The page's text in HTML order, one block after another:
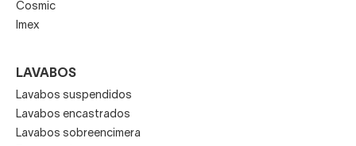
Cosmic
Imex
LAVABOS
Lavabos suspendidos
Lavabos encastrados
Lavabos sobreencimera